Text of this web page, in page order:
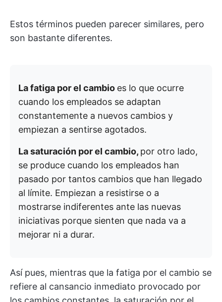
Estos términos pueden parecer similares, pero
son bastante diferentes.
La fatiga por el cambio es lo que ocurre
cuando los empleados se adaptan
constantemente a nuevos cambios y
empiezan a sentirse agotados.
La saturación por el cambio, por otro lado,
se produce cuando los empleados han
pasado por tantos cambios que han llegado
al límite. Empiezan a resistirse o a
mostrarse indiferentes ante las nuevas
iniciativas porque sienten que nada va a
mejorar ni a durar.
Así pues, mientras que la fatiga por el cambio se
refiere al cansancio inmediato provocado por